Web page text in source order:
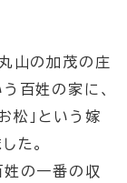
山の加茂の庄
百姓の家に、
松」という嫁
た。
の一番の収